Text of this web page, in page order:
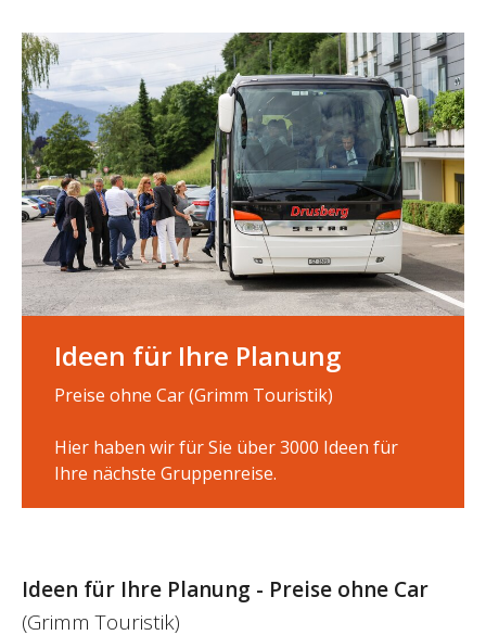
Ideen für Ihre Planung
Preise ohne Car (Grimm Touristik)
Hier haben wir für Sie über 3000 Ideen für
Ihre nächste Gruppenreise.
Ideen für Ihre Planung - Preise ohne Car
(Grimm Touristik)